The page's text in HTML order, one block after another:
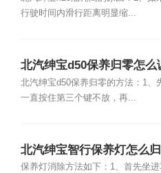
行驶时间内滑行距离明显缩...
北汽绅宝d50保养归零怎么
北汽绅宝d50保养归零的方法：1、
一直按住第三个键不放，再...
北汽绅宝智行保养灯怎么
保养灯消除方法如下：1、首先坐